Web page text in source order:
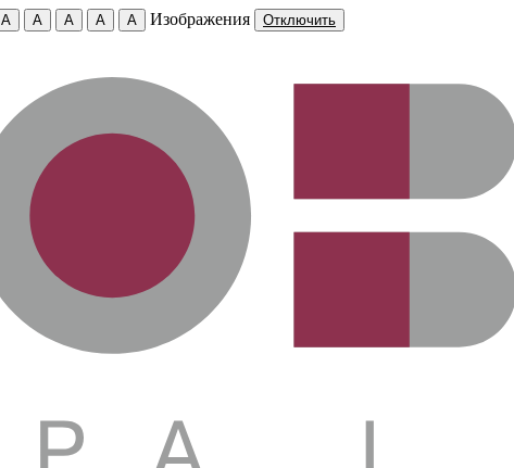
A A A A A Изображения Отключить